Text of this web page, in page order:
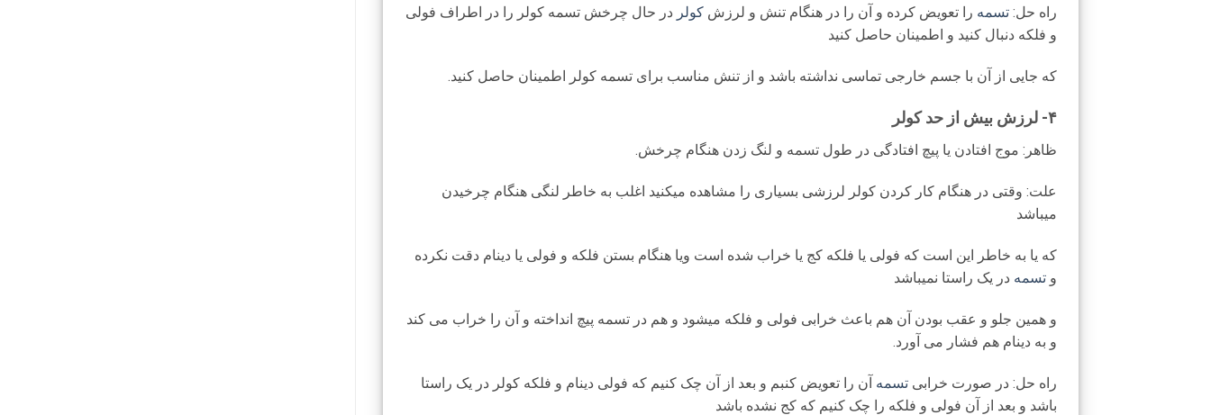
راه حل: تسمه را تعویض کرده و آن را در هنگام تنش و لرزش کولر در حال چرخش تسمه کولر را در اطراف فولی
و فلکه دنبال کنید و اطمینان حاصل کنید
که جایی از آن با جسم خارجی تماسی نداشته باشد و از تنش مناسب برای تسمه کولر اطمینان حاصل کنید.
۴- لرزش بیش از حد کولر
ظاهر: موج افتادن یا پیچ افتادگی در طول تسمه و لنگ زدن هنگام چرخش.
علت: وقتی در هنگام کار کردن کولر لرزشی بسیاری را مشاهده میکنید اغلب به خاطر لنگی هنگام چرخیدن
میباشد
که یا به خاطر این است که فولی یا فلکه کج یا خراب شده است ویا هنگام بستن فلکه و فولی یا دینام دقت نکرده
و تسمه در یک راستا نمیباشد
و همین جلو و عقب بودن آن هم باعث خرابی فولی و فلکه میشود و هم در تسمه پیچ انداخته و آن را خراب می کند
و به دینام هم فشار می آورد.
راه حل: در صورت خرابی تسمه آن را تعویض کنبم و بعد از آن چک کنیم که فولی دینام و فلکه کولر در یک راستا
باشد و بعد از آن فولی و فلکه را چک کنیم که کج نشده باشد